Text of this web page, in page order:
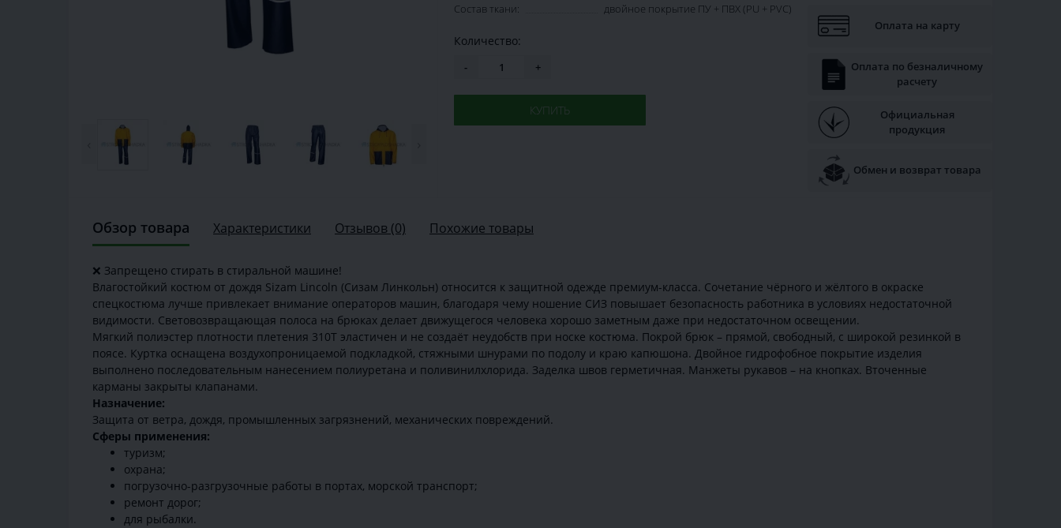
Состав ткани:
двойное покрытие ПУ + ПВХ (PU + PVC)
Количество:
- +
КУПИТЬ
Оплата на карту
Оплата по безналичному
расчету
Официальная
продукция
Обмен и возврат товара
Обзор товара Характеристики Отзывов (0) Похожие товары
❌ Запрещено стирать в стиральной машине!
Влагостойкий костюм от дождя Sizam Lincoln (Сизам Линкольн) относится к защитной одежде премиум-класса. Сочетание чёрного и жёлтого в окраске
спецкостюма лучше привлекает внимание операторов машин, благодаря чему ношение СИЗ повышает безопасность работника в условиях недостаточной
видимости. Световозвращающая полоса на брюках делает движущегося человека хорошо заметным даже при недостаточном освещении.
Мягкий полиэстер плотности плетения 310Т эластичен и не создаёт неудобств при носке костюма. Покрой брюк – прямой, свободный, с широкой резинкой в
поясе. Куртка оснащена воздухопроницаемой подкладкой, стяжными шнурами по подолу и краю капюшона. Двойное гидрофобное покрытие изделия
выполнено последовательным нанесением полиуретана и поливинилхлорида. Заделка швов герметичная. Манжеты рукавов – на кнопках. Вточенные
карманы закрыты клапанами.
Назначение:
Защита от ветра, дождя, промышленных загрязнений, механических повреждений.
Сферы применения:
туризм;
охрана;
погрузочно-разгрузочные работы в портах, морской транспорт;
ремонт дорог;
для рыбалки.